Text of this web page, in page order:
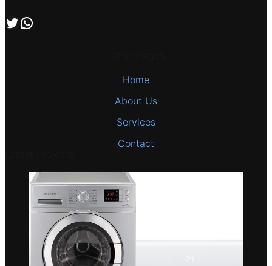
تابعنا علي صفحة التويتر اتصل بنا علي طريق الوتساب
Home
About Us
Services
Contact